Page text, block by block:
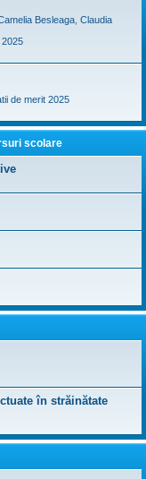
Besleaga Claudia
de merit 2025
scolare
în străinătate